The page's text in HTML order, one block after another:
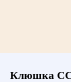
Клюшка